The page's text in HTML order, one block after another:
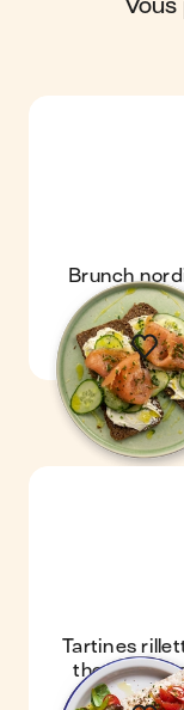
Scores
Brunch
Tartines
thon &
cerises